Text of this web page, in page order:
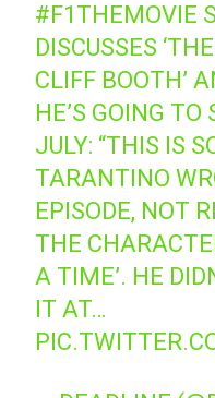
#F1THEMOVIE
DISCUSSES
CLIFF BOOTH’
HE’S GOING
JULY: “THIS IS
TARANTINO
EPISODE, NOT
THE
A TIME’. HE
IT AT…